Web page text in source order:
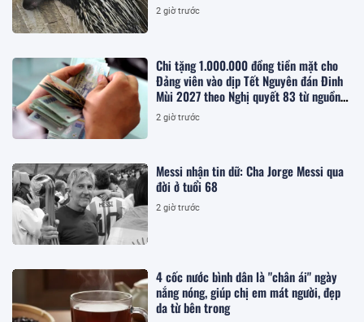
2 giờ trước
Chi tặng 1.000.000 đồng tiền mặt cho
Đảng viên vào dịp Tết Nguyên đán Đinh
Mùi 2027 theo Nghị quyết 83 từ nguồn
ngân sách cấp tỉnh, cụ thể ra sao?
2 giờ trước
Messi nhận tin dữ: Cha Jorge Messi qua
đời ở tuổi 68
2 giờ trước
4 cốc nước bình dân là "chân ái" ngày
nắng nóng, giúp chị em mát người, đẹp
da từ bên trong